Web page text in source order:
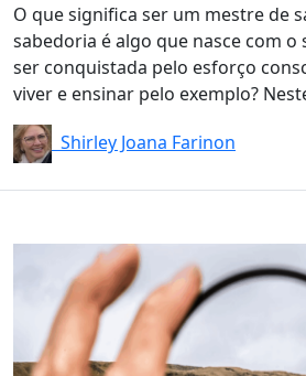
O que significa ser um mestre de
sabedoria é algo que nasce com
ser conquistada pelo esforço
viver e ensinar pelo exemplo?
Shirley Joana Farinon